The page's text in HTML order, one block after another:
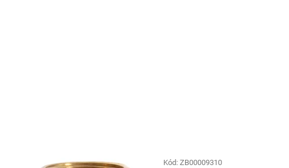
Kód: ZB00009310